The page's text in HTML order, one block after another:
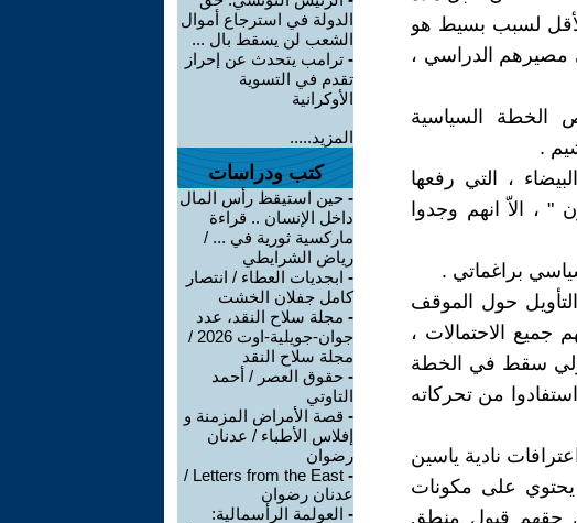
لسبب بسيط هو
مصيرهم الدراسي ،
الخطة السياسية
.
، التي رفعها
، الاّ انهم وجدوا
براغماتي .
حول الموقف
جميع الاحتمالات ،
سقط في الخطة
من تحركاته
نادية ياسين
يحتوي على مكونات
حقهم قبول منطق
الدولة في استرجاع أموال
الشعب لن يسقط بال ...
- ترامب يتحدث عن إحراز
تقدم في التسوية
الأوكرانية
المزيد.....
كتب ودراسات
- حين استيقظ رأس المال
داخل الإنسان .. قراءة
ماركسية ثورية في ... /
رياض الشرايطي
- ابجديات العطاء / انتصار
كامل جفلان الخشت
- مجلة سلاح النقد، عدد
جوان-جويلية-اوت 2026 /
مجلة سلاح النقد
- حقوق العصر / أحمد
التاوتي
- قصة الأمراض المزمنة و
إفلاس الأطباء / عدنان
رضوان
-
Letters from the East /
عدنان رضوان
- العولمة الرأسمالية: